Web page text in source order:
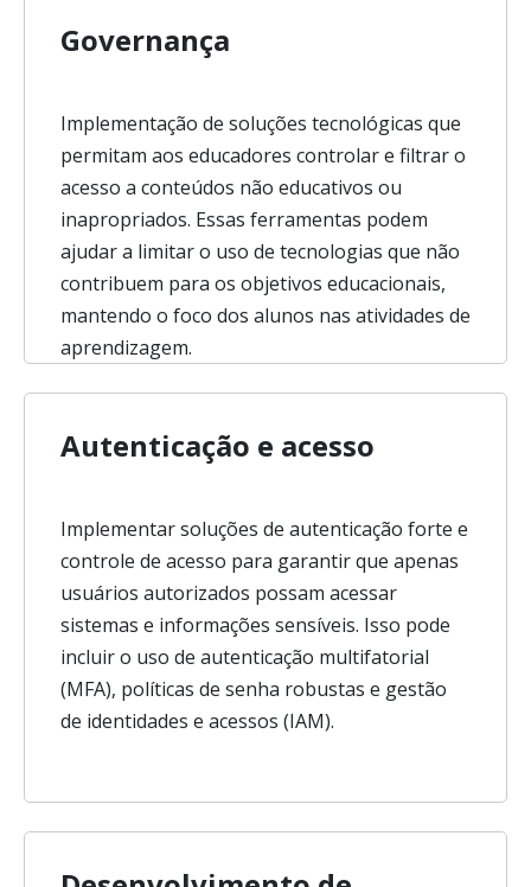
Governança
Implementação de soluções tecnológicas que
permitam aos educadores controlar e filtrar o
acesso a conteúdos não educativos ou
inapropriados. Essas ferramentas podem
ajudar a limitar o uso de tecnologias que não
contribuem para os objetivos educacionais,
mantendo o foco dos alunos nas atividades de
aprendizagem.
Autenticação e acesso
Implementar soluções de autenticação forte e
controle de acesso para garantir que apenas
usuários autorizados possam acessar
sistemas e informações sensíveis. Isso pode
incluir o uso de autenticação multifatorial
(MFA), políticas de senha robustas e gestão
de identidades e acessos (IAM).